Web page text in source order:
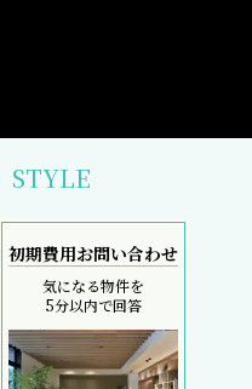
STYLE
初期費用お問い合わせ
気になる物件を
5分以内で回答